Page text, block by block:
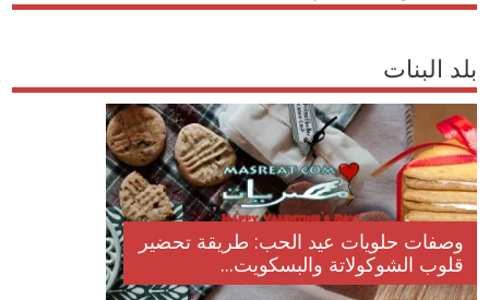
بلد البنات
وصفات حلويات عيد الحب: طريقة تحضير
قلوب الشوكولاتة والبسكويت...